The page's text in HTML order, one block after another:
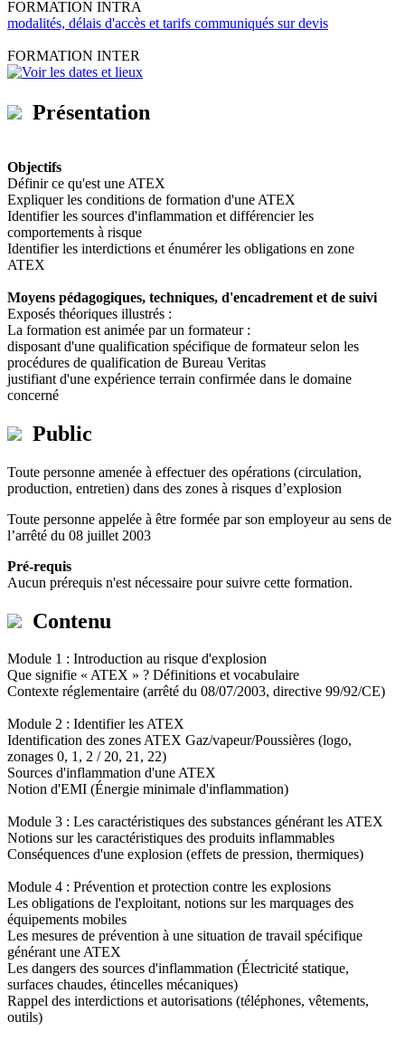
FORMATION INTRA
modalités, délais d'accès et tarifs communiqués sur devis
FORMATION INTER
Voir les dates et lieux
Présentation
Objectifs
Définir ce qu'est une ATEX
Expliquer les conditions de formation d'une ATEX
Identifier les sources d'inflammation et différencier les
comportements à risque
Identifier les interdictions et énumérer les obligations en zone
ATEX
Moyens pédagogiques, techniques, d'encadrement et de suivi
Exposés théoriques illustrés :
La formation est animée par un formateur :
disposant d'une qualification spécifique de formateur selon les
procédures de qualification de Bureau Veritas
justifiant d'une expérience terrain confirmée dans le domaine
concerné
Public
Toute personne amenée à effectuer des opérations (circulation,
production, entretien) dans des zones à risques d’explosion
Toute personne appelée à être formée par son employeur au sens de
l’arrêté du 08 juillet 2003
Pré-requis
Aucun prérequis n'est nécessaire pour suivre cette formation.
Contenu
Module 1 : Introduction au risque d'explosion
Que signifie « ATEX » ? Définitions et vocabulaire
Contexte réglementaire (arrêté du 08/07/2003, directive 99/92/CE)
Module 2 : Identifier les ATEX
Identification des zones ATEX Gaz/vapeur/Poussières (logo,
zonages 0, 1, 2 / 20, 21, 22)
Sources d'inflammation d'une ATEX
Notion d'EMI (Énergie minimale d'inflammation)
Module 3 : Les caractéristiques des substances générant les ATEX
Notions sur les caractéristiques des produits inflammables
Conséquences d'une explosion (effets de pression, thermiques)
Module 4 : Prévention et protection contre les explosions
Les obligations de l'exploitant, notions sur les marquages des
équipements mobiles
Les mesures de prévention à une situation de travail spécifique
générant une ATEX
Les dangers des sources d'inflammation (Électricité statique,
surfaces chaudes, étincelles mécaniques)
Rappel des interdictions et autorisations (téléphones, vêtements,
outils)